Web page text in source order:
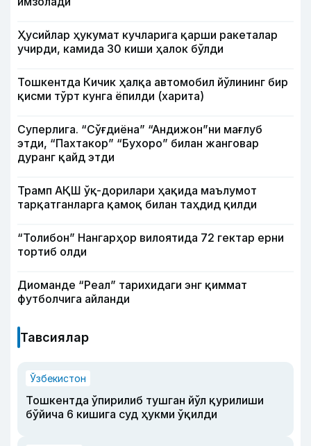
Ҳусийлар ҳукумат кучларига қарши ракеталар
учирди, камида 30 киши ҳалок бўлди
Тошкентда Кичик ҳалқа автомобил йўлининг бир
қисми тўрт кунга ёпилди (харита)
Суперлига. “Сўғдиёна” “Андижон”ни мағлуб
этди, “Пахтакор” “Бухоро” билан жанговар
дуранг қайд этди
Трамп АҚШ ўқ-дорилари ҳақида маълумот
тарқатганларга қамоқ билан таҳдид қилди
“Толибон” Нангарҳор вилоятида 72 гектар ерни
тортиб олди
Диоманде “Реал” тарихидаги энг қиммат
футболчига айланди
Тавсиялар
Ўзбекистон
Тошкентда ўпирилиб тушган йўл қурилиши
бўйича 6 кишига суд ҳукми ўқилди